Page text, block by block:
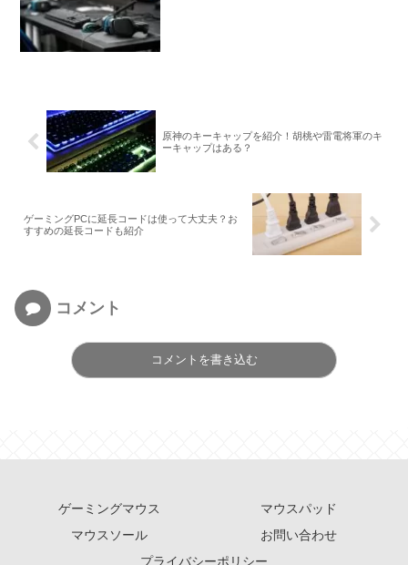
原神のキーキャップを紹介！胡桃や雷電将軍のキ
ーキャップはある？
ゲーミングPCに延長コードは使って大丈夫？お
すすめの延長コードも紹介
コメント
コメントを書き込む
ゲーミングマウス
マウスパッド
マウスソール
お問い合わせ
プライバシーポリシー